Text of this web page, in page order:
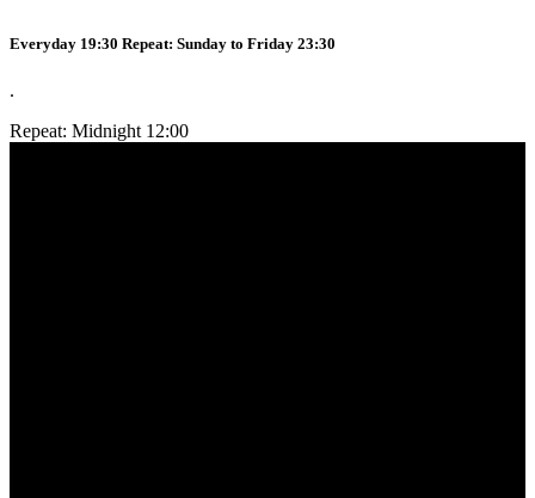
Everyday 19:30 Repeat: Sunday to Friday 23:30
.
Repeat: Midnight 12:00